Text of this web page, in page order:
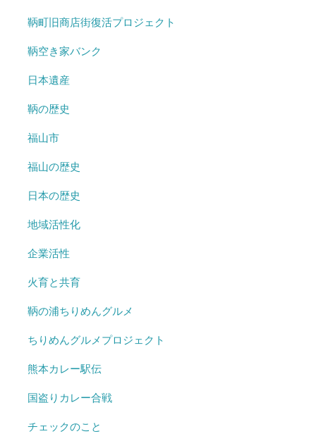
鞆町旧商店街復活プロジェクト
鞆空き家バンク
日本遺産
鞆の歴史
福山市
福山の歴史
日本の歴史
地域活性化
企業活性
火育と共育
鞆の浦ちりめんグルメ
ちりめんグルメプロジェクト
熊本カレー駅伝
国盗りカレー合戦
チェックのこと